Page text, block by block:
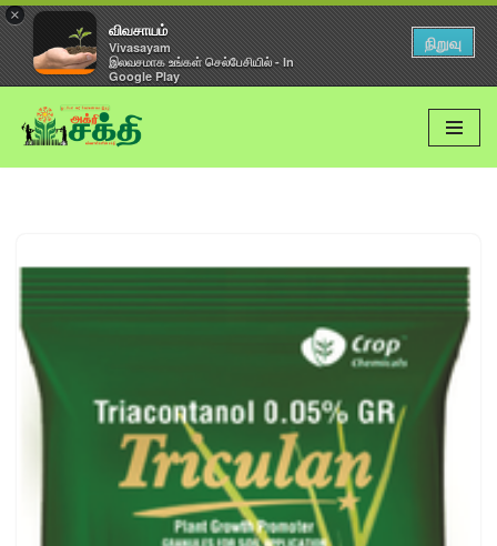
×
விவசாயம்
Vivasayam
இலவசமாக உங்கள் செல்பேசியில் - In
Google Play
நிறுவு
Skip
to